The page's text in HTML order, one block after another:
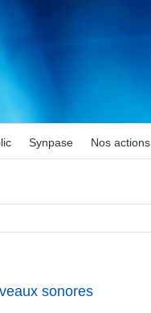
Synpase Nos actions
sonores